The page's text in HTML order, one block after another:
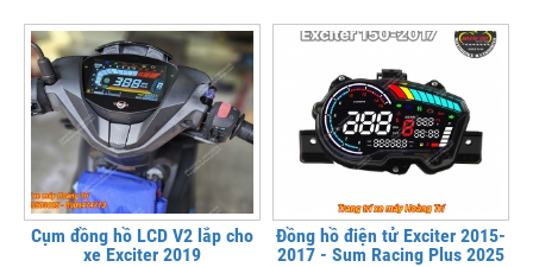
Cụm đồng hồ LCD V2 lắp cho
xe Exciter 2019
Đồng hồ điện tử Exciter 2015-
2017 - Sum Racing Plus 2025